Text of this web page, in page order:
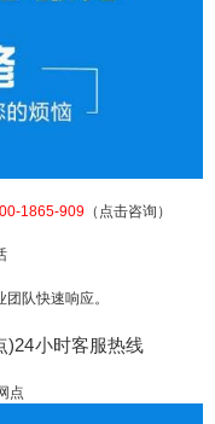
1865-909 （点击咨询）
队快速响应。
)24小时客服热线
点